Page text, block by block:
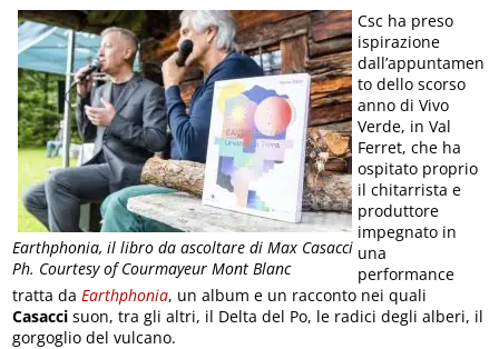
Earthphonia, il libro da ascoltare di Max Casacci
Ph. Courtesy of Courmayeur Mont Blanc
Csc ha preso
ispirazione
dall’appuntamen
to dello scorso
anno di Vivo
Verde, in Val
Ferret, che ha
ospitato proprio
il chitarrista e
produttore
impegnato in
una
performance
tratta da Earthphonia, un album e un racconto nei quali
Casacci suon, tra gli altri, il Delta del Po, le radici degli alberi, il
gorgoglio del vulcano.